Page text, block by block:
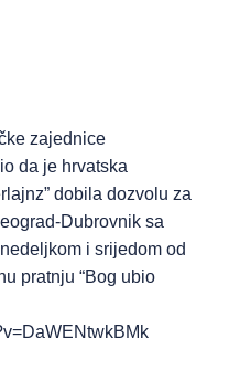
zajednice
da je hrvatska
dobila dozvolu za
Dubrovnik sa
i srijedom od
pratnju “Bog ubio